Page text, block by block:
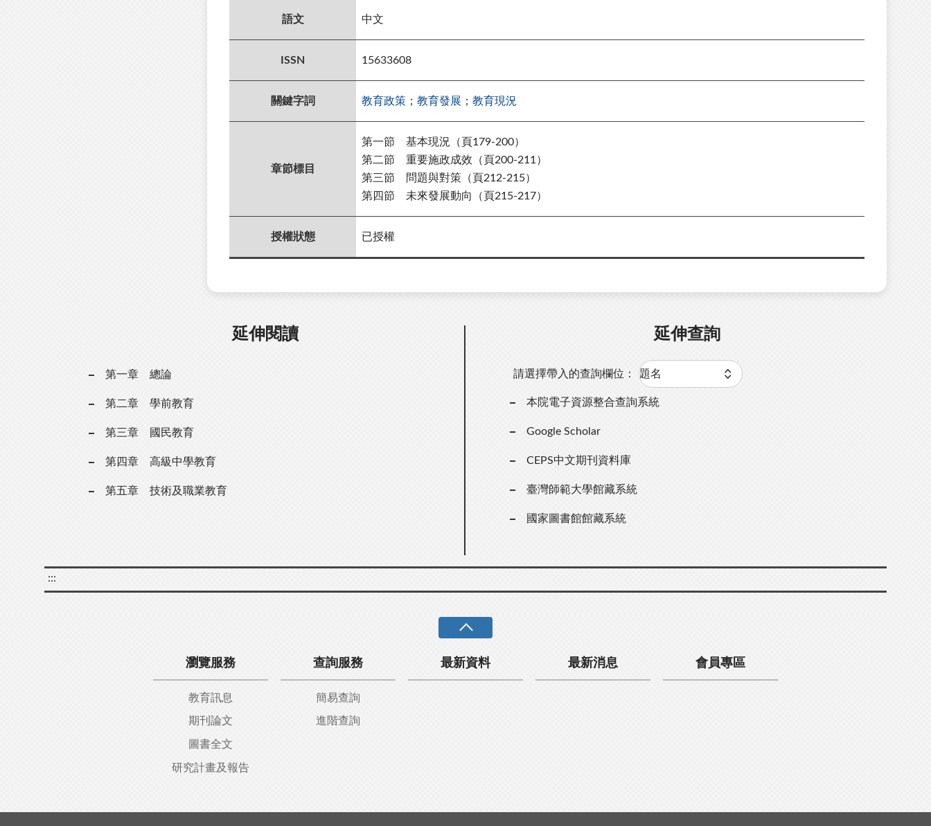
語文 中文
ISSN 15633608
關鍵字詞 教育政策 ； 教育發展 ； 教育現況
章節標目
第一節 基本現況（頁179-200）
第二節 重要施政成效 （頁200-211）
第三節 問題與對策（頁212-215）
第四節
未來發展動向（頁215-217）
授權狀態 已授權
延伸閱讀
第一章 總論
第二章 學前教育
第三章 國民教育
第四章 高級中學教育
第五章 技術及職業教育
延伸查詢
請選擇帶入的查詢欄位：
本院電子資源整合查詢系統
Google Scholar
CEPS中文期刊資料庫
臺灣師範大學館藏系統
國家圖書館館藏系統
:::
瀏覽服務
教育訊息
期刊論文
圖書全文
研究計畫及報告
查詢服務
簡易查詢
進階查詢
最新資料 最新消息 會員專區